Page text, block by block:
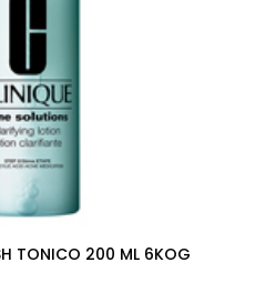
TONICO 200 ML 6KOG